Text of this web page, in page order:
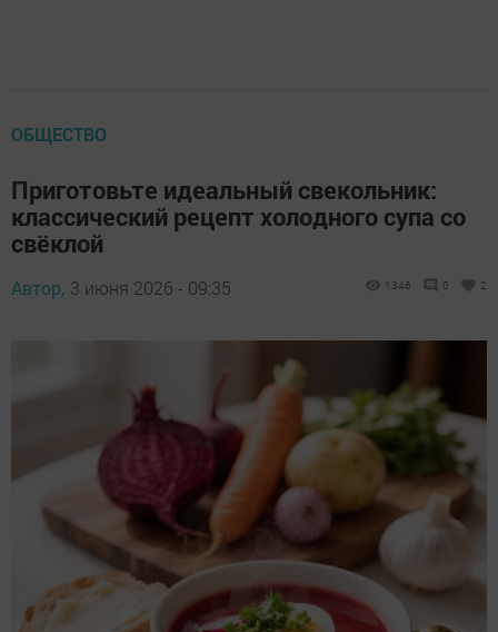
ОБЩЕСТВО
Приготовьте идеальный свекольник:
классический рецепт холодного супа со
свёклой
Автор, 3 июня 2026 - 09:35 1346 0 2